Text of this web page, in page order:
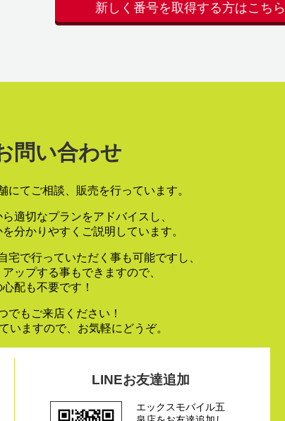
新しく番号を取得する方はこちら
問い合わせ
にてご相談、販売を行っています。
適切なプランをアドバイスし、
分かりやすくご説明しています。
で行っていただく事も可能ですし、
ップする事もできますので、
配も不要です！
でもご来店ください！
いますので、お気軽にどうぞ。
LINEお友達追加
エックスモバイル五